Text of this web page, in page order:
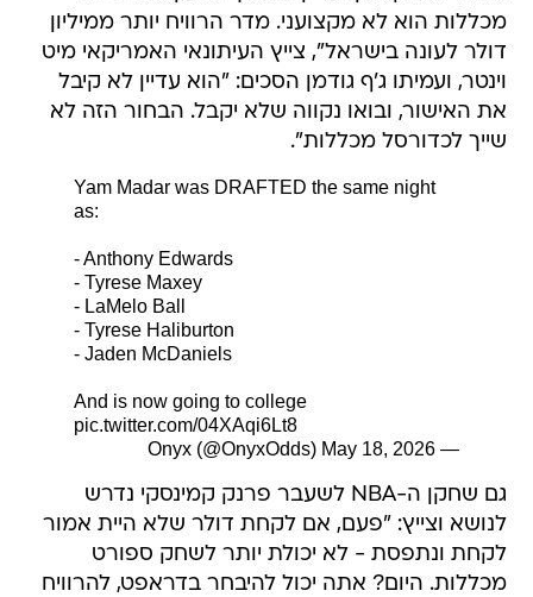
מכללות הוא לא מקצועני. מדר הרוויח יותר ממיליון
דולר לעונה בישראל", צייץ העיתונאי האמריקאי מיט
וינטר, ועמיתו ג'ף גודמן הסכים: "הוא עדיין לא קיבל
את האישור, ובואו נקווה שלא יקבל. הבחור הזה לא
שייך לכדורסל מכללות".
Yam Madar was DRAFTED the same night
as:
- Anthony Edwards
- Tyrese Maxey
- LaMelo Ball
- Tyrese Haliburton
- Jaden McDaniels
And is now going to college
pic.twitter.com/04XAqi6Lt8
— Onyx (@OnyxOdds)
May 18, 2026
גם שחקן ה-NBA לשעבר פרנק קמינסקי נדרש
לנושא וצייץ: "פעם, אם לקחת דולר שלא היית אמור
לקחת ונתפסת - לא יכולת יותר לשחק ספורט
מכללות. היום? אתה יכול להיבחר בדראפט, להרוויח